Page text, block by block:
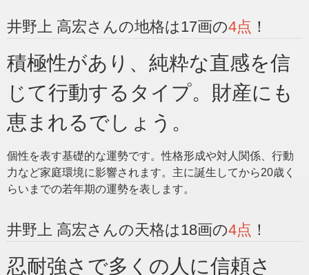
井野上 高宏さんの地格は17画の4点 ！
積極性があり、純粋な直感を信
じて行動するタイプ。財産にも
恵まれるでしょう。
個性を表す基礎的な運勢です。性格形成や対人関係、行動
力など家庭環境に影響されます。主に誕生してから20歳く
らいまでの若年期の運勢を表します。
井野上 高宏さんの天格は18画の4点 ！
忍耐強さで多くの人に信頼さ